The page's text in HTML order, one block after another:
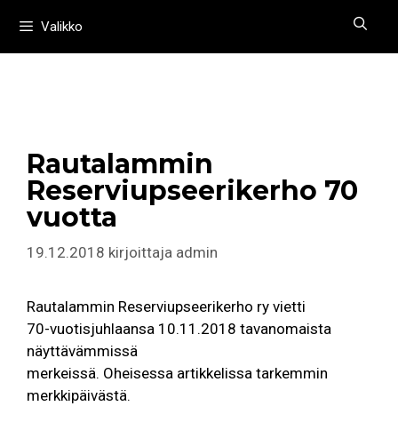
sisältöönValikko
Rautalammin
Reserviupseerikerho 70
vuotta
19.12.2018 kirjoittaja admin
Rautalammin Reserviupseerikerho ry vietti
70-vuotisjuhlaansa 10.11.2018 tavanomaista
näyttävämmissä
merkeissä. Oheisessa artikkelissa tarkemmin
merkkipäivästä.